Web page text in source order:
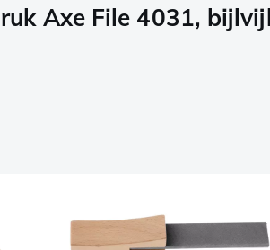
Axe File 4031,